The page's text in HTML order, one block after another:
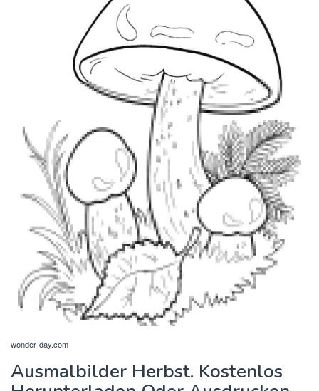
wonder-day.com
Ausmalbilder Herbst. Kostenlos